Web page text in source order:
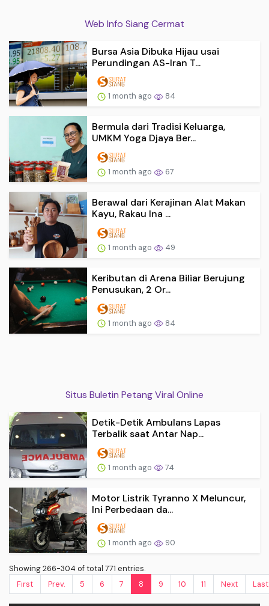
Web Info Siang Cermat
Bursa Asia Dibuka Hijau usai
Perundingan AS-Iran T...
1 month ago 84
Bermula dari Tradisi Keluarga,
UMKM Yoga Djaya Ber...
1 month ago 67
Berawal dari Kerajinan Alat Makan
Kayu, Rakau Ina ...
1 month ago 49
Keributan di Arena Biliar Berujung
Penusukan, 2 Or...
1 month ago 84
Situs Buletin Petang Viral Online
Detik-Detik Ambulans Lapas
Terbalik saat Antar Nap...
1 month ago 74
Motor Listrik Tyranno X Meluncur,
Ini Perbedaan da...
1 month ago 90
Showing 266-304 of total 771 entries.
First
Prev. 5 6 7 8 9 10 11 Next Last